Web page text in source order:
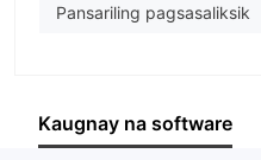
Pansariling pagsasaliksik
Kaugnay na software